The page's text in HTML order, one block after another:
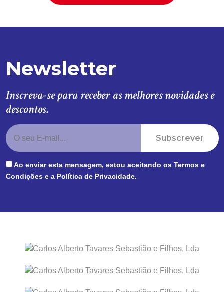
Newsletter
Inscreva-se para receber as melhores novidades e
descontos.
Subscrever
Ao enviar esta mensagem, estou aceitando os Termos e
Condições e a Política de Privacidade.